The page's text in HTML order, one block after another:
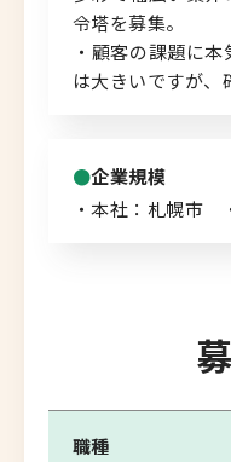
令塔を募集。
・顧客の課題に
は大きいですが、
企業規模
・本社：札幌市
職種